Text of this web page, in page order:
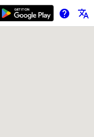
help translate